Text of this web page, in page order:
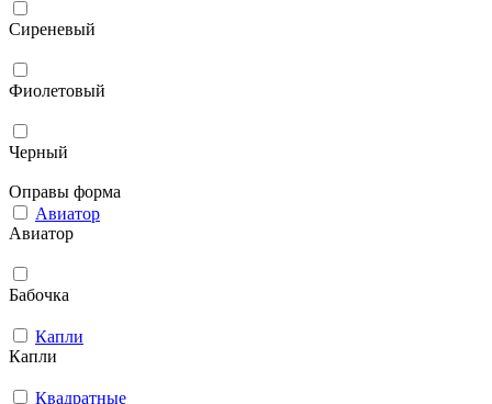
Сиреневый
Фиолетовый
Черный
Оправы форма
Авиатор
Авиатор
Бабочка
Капли
Капли
Квадратные